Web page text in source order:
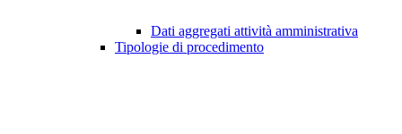
Dati aggregati attività amministrativa
Tipologie di procedimento